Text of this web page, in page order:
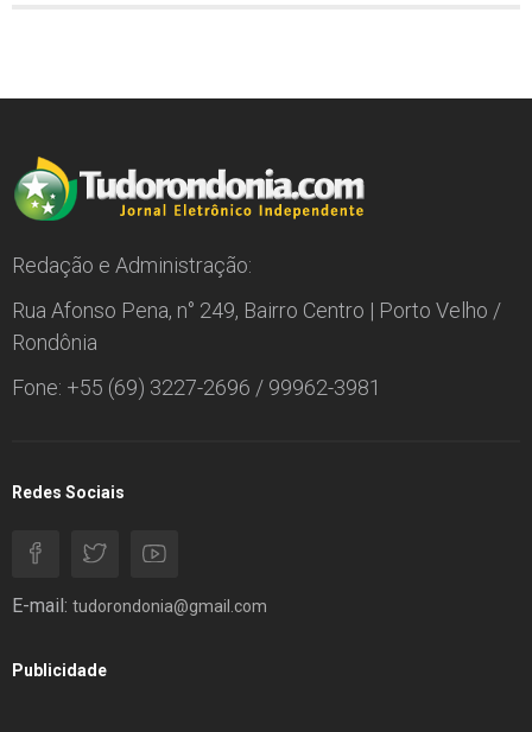
Redação e Administração:
Rua Afonso Pena, n° 249, Bairro Centro | Porto Velho /
Rondônia
Fone: +55 (69) 3227-2696 / 99962-3981
Redes Sociais
E-mail: tudorondonia@gmail.com
Publicidade